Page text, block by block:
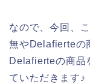
なので、今回、
無やDelafierteの
Delafierteの商品
ていただきます♪